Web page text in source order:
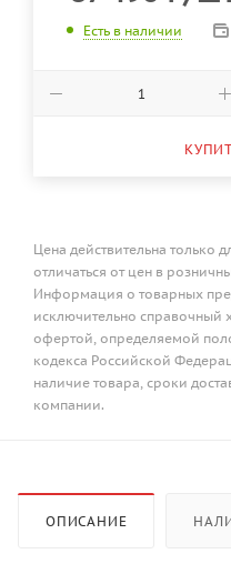
Есть в наличии
Цена действительна только
отличаться от цен в
Информация о товарных
исключительно справочный
офертой, определяемой
кодекса Российской
наличие товара, сроки
компании.
ОПИСАНИЕ